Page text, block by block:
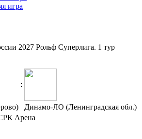
игра
2027 Рольф Суперлига. 1 тур
:
Динамо-ЛО (Ленинградская обл.)
Арена